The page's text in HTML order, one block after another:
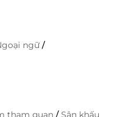
ngữ/
tham quan /Sân khấu